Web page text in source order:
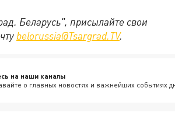
Беларусь", присылайте свои
belorussia@Tsargrad.TV.
на наши каналы
о главных новостях и важнейших событиях